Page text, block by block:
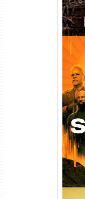
Silo